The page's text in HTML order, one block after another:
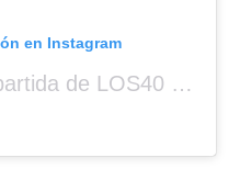
en Instagram
Una publicación compartida de LOS40 Panamá 🇵🇦 🎙️🎶 (@los40panama)